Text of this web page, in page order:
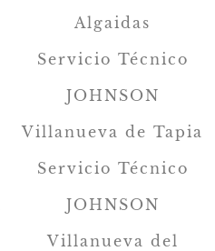
Algaidas
Servicio Técnico
JOHNSON
Villanueva de Tapia
Servicio Técnico
JOHNSON
Villanueva del